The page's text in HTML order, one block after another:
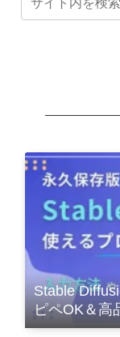
Stable
ピペOK＆高
版